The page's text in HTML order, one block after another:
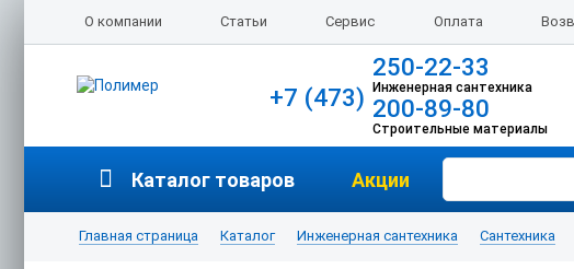
О компании Статьи Сервис Оплата
+7 (473)
250-22-33
Инженерная сантехника
200-89-80
Строительные материалы
Каталог товаров Акции
Главная страница Каталог Инженерная сантехника Сантехника